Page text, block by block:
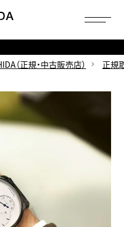
（正規・中古販売店）
正規
へ